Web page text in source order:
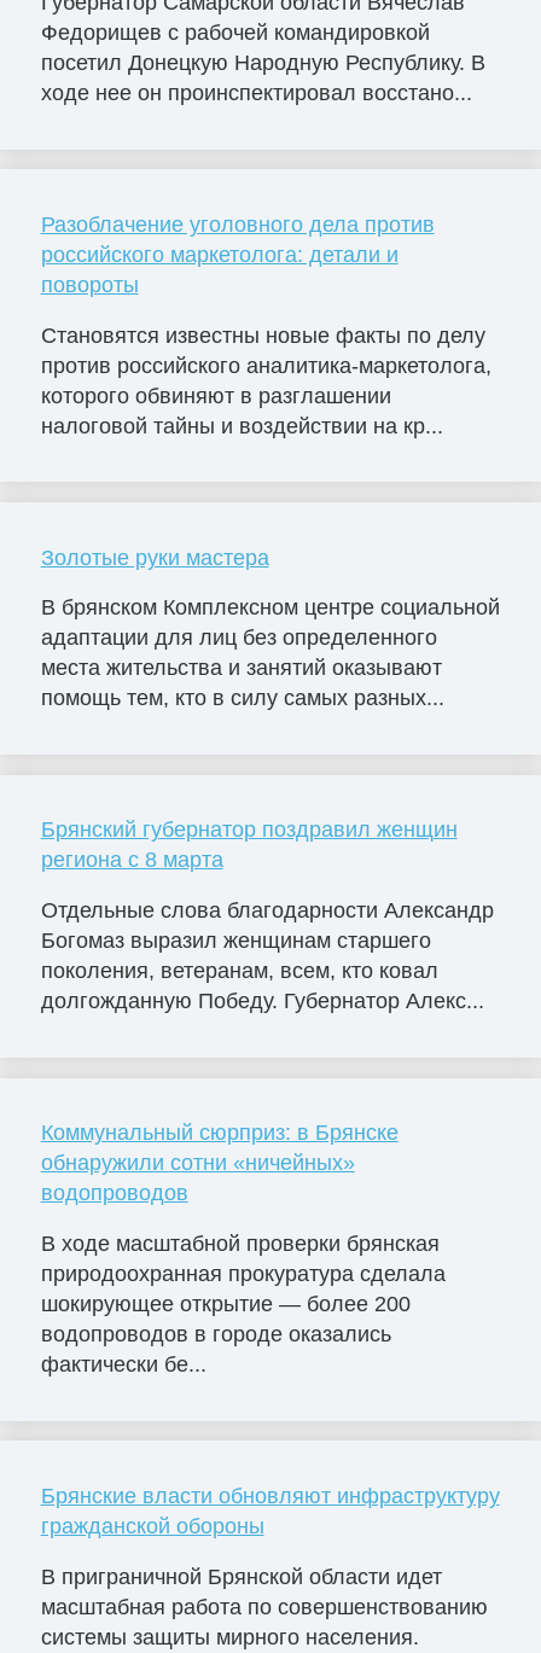
Федорищев с рабочей командировкой
посетил Донецкую Народную Республику. В
ходе нее он проинспектировал восстано...
Разоблачение уголовного дела против
российского маркетолога: детали и
повороты
Становятся известны новые факты по делу
против российского аналитика-маркетолога,
которого обвиняют в разглашении
налоговой тайны и воздействии на кр...
Золотые руки мастера
В брянском Комплексном центре социальной
адаптации для лиц без определенного
места жительства и занятий оказывают
помощь тем, кто в силу самых разных...
Брянский губернатор поздравил женщин
региона с 8 марта
Отдельные слова благодарности Александр
Богомаз выразил женщинам старшего
поколения, ветеранам, всем, кто ковал
долгожданную Победу. Губернатор Алекс...
Коммунальный сюрприз: в Брянске
обнаружили сотни «ничейных»
водопроводов
В ходе масштабной проверки брянская
природоохранная прокуратура сделала
шокирующее открытие — более 200
водопроводов в городе оказались
фактически бе...
Брянские власти обновляют инфраструктуру
гражданской обороны
В приграничной Брянской области идет
масштабная работа по совершенствованию
системы защиты мирного населения.